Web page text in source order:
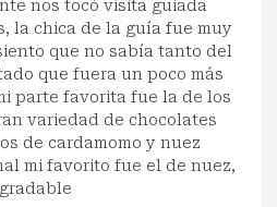
nos tocó visita guiada
la chica de la guía fue muy
que no sabía tanto del
que fuera un poco más
parte favorita fue la de los
variedad de chocolates
de cardamomo y nuez
mi favorito fue el de nuez,